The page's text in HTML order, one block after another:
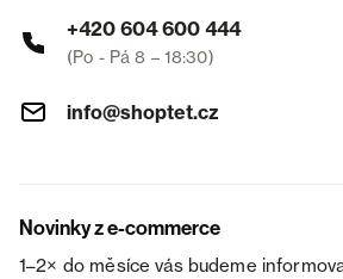
+420 604 600 444
(Po - Pá 8 – 18:30)
info@shoptet.cz
Novinky z e-commerce
1–2× do měsíce vás budeme